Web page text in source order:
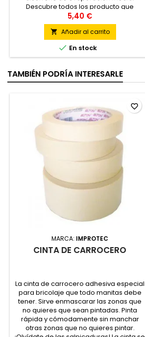
Descubre todos los producto que
tenemos para el pintado del
automóvil del automovil haciendo clic
aquí.
5,40 €
 Añadir al carrito
 En stock
TAMBIÉN PODRÍA INTERESARLE
MARCA: IMPROTEC
CINTA DE CARROCERO
La cinta de carrocero adhesiva especial
para bricolaje que todo manitas debe
tener. Sirve enmascarar las zonas que
no quieres que sean pintadas. Pinta
rápida y cómodamente sin manchar
otras zonas que no quieres pintar.
favorite_border